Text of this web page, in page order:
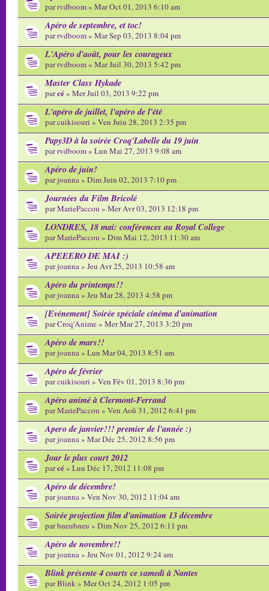
parrvdboom» Mar Oct 01, 2013 6:10 am
Apéro de septembre, et toc!
parrvdboom» Mar Sep 03, 2013 8:04 pm
L'Apéro d'août, pour les courageux
parrvdboom» Mar Juil 30, 2013 5:42 pm
Master Class Hykade
parcé» Mer Juil 03, 2013 9:22 pm
L'apéro de juillet, l'apéro de l'été
parcuikisouri » Ven Juin 28, 2013 2:35 pm
Papy3D à la soirée Croq'Labelle du 19 juin
parrvdboom» Lun Mai 27, 2013 9:08 am
Apéro de juin!
parjoanna» Dim Juin 02, 2013 7:10 pm
Journées du Film Bricolé
parMariePaccou » Mer Avr 03, 2013 12:18 pm
LONDRES, 18 mai: conférences au Royal College
parMariePaccou » Dim Mai 12, 2013 11:30 am
APEEERO DE MAI :)
parjoanna» Jeu Avr 25, 2013 10:58 am
Apéro du printemps!!
parjoanna» Jeu Mar 28, 2013 4:58 pm
[Evénement] Soirée spéciale cinéma d'animation
parCroq'Anime» Mer Mar 27, 2013 3:20 pm
Apéro de mars!!
parjoanna» Lun Mar 04, 2013 8:51 am
Apéro de février
parcuikisouri » Ven Fév 01, 2013 8:36 pm
Apéro animé à Clermont-Ferrand
parMariePaccou » Ven Aoû 31, 2012 6:41 pm
Apero de janvier!!! premier de l'année :)
parjoanna» Mar Déc 25, 2012 8:56 pm
Jour le plus court 2012
parcé» Lun Déc 17, 2012 11:08 pm
Apéro de décembre!
parjoanna» Ven Nov 30, 2012 11:04 am
Soirée projection film d'animation 13 décembre
parbneubneu » Dim Nov 25, 2012 6:11 pm
Apéro de novembre!!
parjoanna» Jeu Nov 01, 2012 9:24 am
Blink présente 4 courts ce samedi à Nantes
parBlink» Mer Oct 24, 2012 1:05 pm